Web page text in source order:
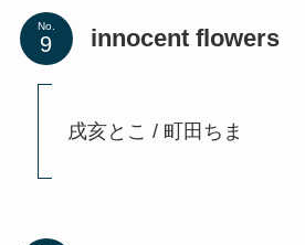
No. innocent flowers
戌亥とこ / 町田ちま